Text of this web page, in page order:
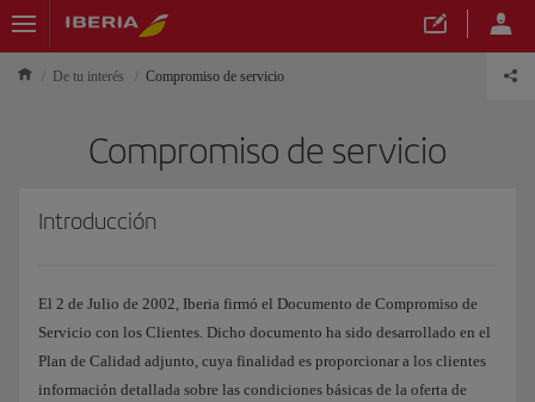
De tu interés Compromiso de servicio
Compromiso de servicio
Introducción
El 2 de Julio de 2002, Iberia firmó el Documento de Compromiso de
Servicio con los Clientes. Dicho documento ha sido desarrollado en el
Plan de Calidad adjunto, cuya finalidad es proporcionar a los clientes
información detallada sobre las condiciones básicas de la oferta de